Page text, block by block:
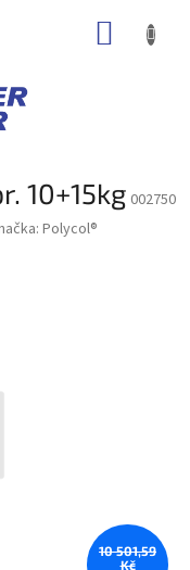
10+15kg 002750
Polycol®
10 501,59
Kč